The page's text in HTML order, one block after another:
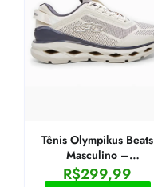
Tênis Olympikus Beats
Masculino –
Chumbo+Bege
R$299,99